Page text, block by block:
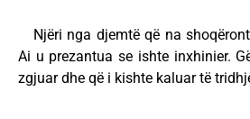
Njëri nga djemtë që na
Ai u prezantua se ishte inxhinier.
zgjuar dhe që i kishte kaluar të